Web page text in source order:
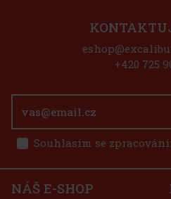
SKLADEM(1 ks)
SKLADEM(5 ks)
Souhlasím se
+420 725
NÁŠ E-SHOP